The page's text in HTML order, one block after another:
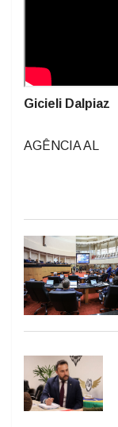
Gicieli Dalpiaz
AGÊNCIA AL